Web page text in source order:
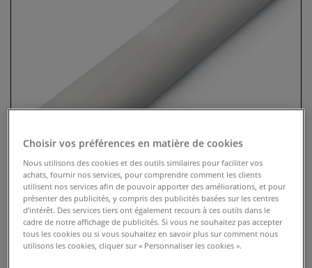
Choisir vos préférences en matière de cookies
Nous utilisons des cookies et des outils similaires pour faciliter vos
achats, fournir nos services, pour comprendre comment les clients
utilisent nos services afin de pouvoir apporter des améliorations, et pour
présenter des publicités, y compris des publicités basées sur les centres
d’intérêt. Des services tiers ont également recours à ces outils dans le
cadre de notre affichage de publicités. Si vous ne souhaitez pas accepter
tous les cookies ou si vous souhaitez en savoir plus sur comment nous
utilisons les cookies, cliquer sur « Personnaliser les cookies ».